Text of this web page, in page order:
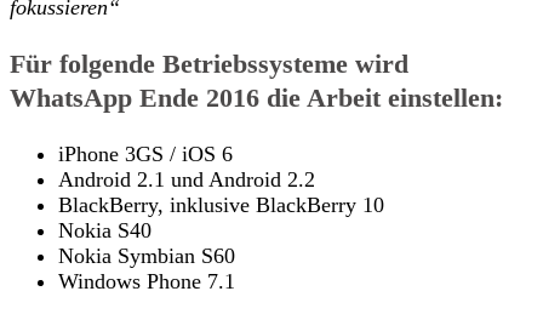
fokussieren“
Für folgende Betriebssysteme wird
WhatsApp Ende 2016 die Arbeit einstellen:
iPhone 3GS / iOS 6
Android 2.1 und Android 2.2
BlackBerry, inklusive BlackBerry 10
Nokia S40
Nokia Symbian S60
Windows Phone 7.1